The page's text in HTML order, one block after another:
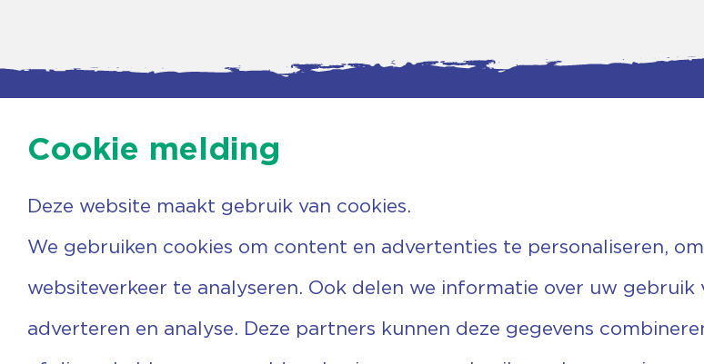
Agenda
Nieuwsbrief
Vrijwilligers
Steun ons
Contactgegevens
7731 PA Ommen
0529 455 767
info@vechtgenoten.nl
Fiscaal:
Rek.nr:
Cookie melding
Deze website maakt gebruik van cookies.
We gebruiken cookies om content en advertenties te personaliseren,
websiteverkeer te analyseren. Ook delen we informatie over uw
adverteren en analyse. Deze partners kunnen deze gegevens